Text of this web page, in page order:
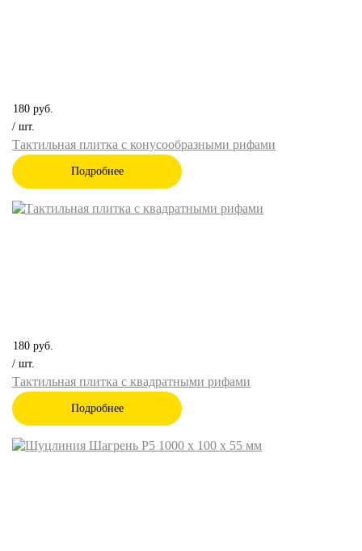
180 руб.
/ шт.
Тактильная плитка с конусообразными рифами
Подробнее
180 руб.
/ шт.
Тактильная плитка с квадратными рифами
Подробнее